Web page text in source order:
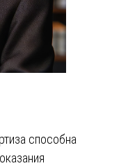
способна